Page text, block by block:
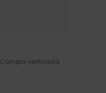
Compra verificada